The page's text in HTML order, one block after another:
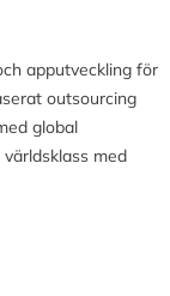
apputveckling för
outsourcing
global
med